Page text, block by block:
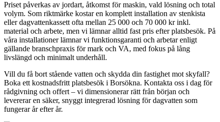
Priset påverkas av jordart, åtkomst för maskin, vald lösning och total
volym. Som riktmärke kostar en komplett installation av stenkista
eller dagvattenkassett ofta mellan 25 000 och 70 000 kr inkl.
material och arbete, men vi lämnar alltid fast pris efter platsbesök. På
våra installationer lämnar vi funktionsgaranti och arbetar enligt
gällande branschpraxis för mark och VA, med fokus på lång
livslängd och minimalt underhåll.
Vill du få bort stående vatten och skydda din fastighet mot skyfall?
Boka ett kostnadsfritt platsbesök i Borsökna. Kontakta oss i dag för
rådgivning och offert – vi dimensionerar rätt från början och
levererar en säker, snyggt integrerad lösning för dagvatten som
fungerar år efter år.